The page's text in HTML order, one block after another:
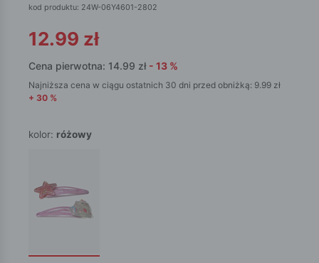
kod produktu: 24W-06Y4601-2802
12.99 zł
Cena pierwotna: 14.99 zł - 13 %
Najniższa cena w ciągu ostatnich 30 dni przed obniżką: 9.99 zł
+ 30 %
kolor: różowy